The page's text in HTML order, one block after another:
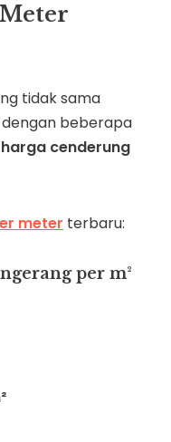
tidak sama
beberapa
harga cenderung
meter terbaru:
per m²